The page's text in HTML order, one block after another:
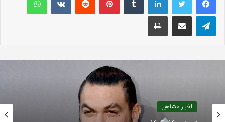
تلگرام اشتراک گذاری با ایمیل چاپ
اخبار مشاهیر